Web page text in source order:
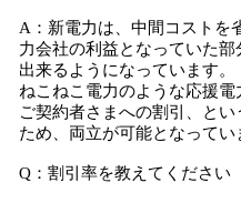
A：新電力は、中間コストを
力会社の利益となっていた
出来るようになっています。
ねこねこ電力のような応援
ご契約者さまへの割引、と
ため、両立が可能となってい
Q：割引率を教えてください